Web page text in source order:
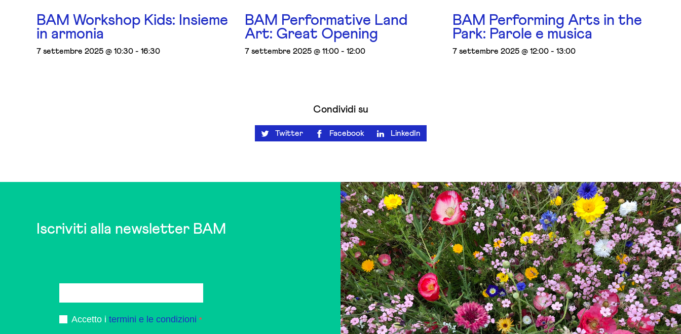
BAM Workshop Kids: Insieme
in armonia
7 settembre 2025 @ 10:30 - 16:30
BAM Performative Land
Art: Great Opening
7 settembre 2025 @ 11:00- 12:00
BAM Performing Arts in the
Park: Parole e musica
7 settembre 2025 @ 12:00 -13:00
Condividi su
Twitter Facebook LinkedIn
Iscriviti alla newsletter BAM
Accetto i termini e le condizioni